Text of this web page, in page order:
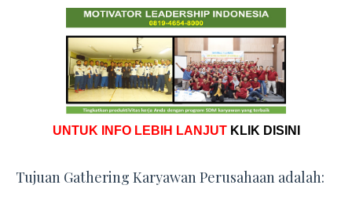
UNTUK INFO LEBIH LANJUT KLIK DISINI
Tujuan Gathering Karyawan Perusahaan adalah: